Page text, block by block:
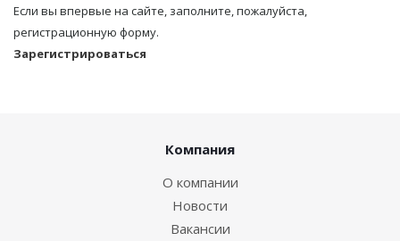
Если вы впервые на сайте, заполните, пожалуйста,
регистрационную форму.
Зарегистрироваться
Компания
О компании
Новости
Вакансии